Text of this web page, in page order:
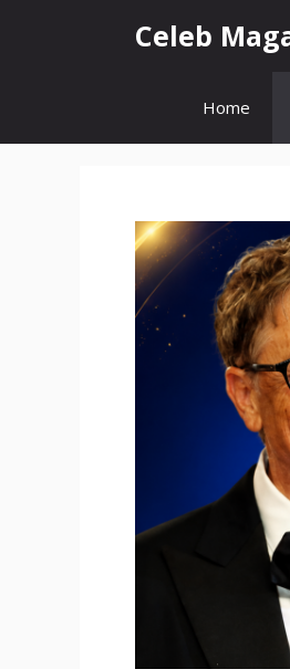
Celeb
Home